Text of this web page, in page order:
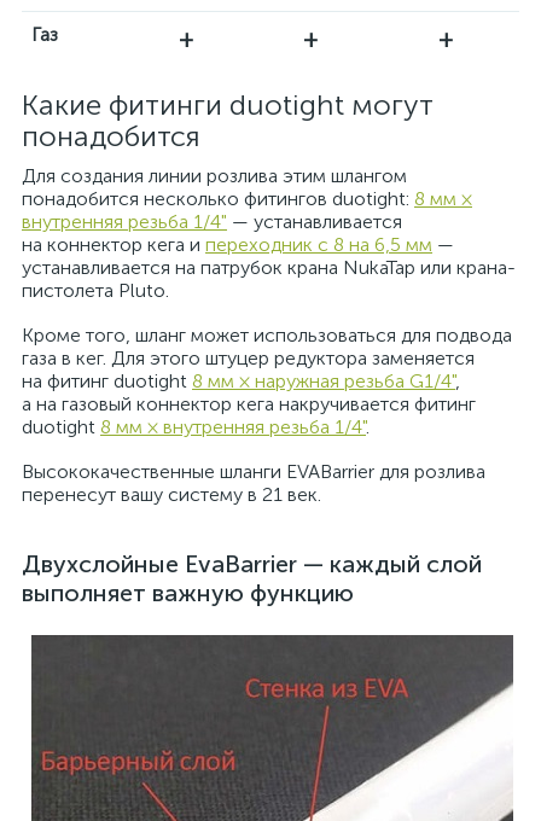
Газ + + +
Какие фитинги duotight могут
понадобится
Для создания линии розлива этим шлангом
понадобится несколько фитингов duotight: 8 мм ×
внутренняя резьба 1/4" — устанавливается
на коннектор кега и переходник с 8 на 6,5 мм —
устанавливается на патрубок крана NukaTap или крана-
пистолета Pluto.
Кроме того, шланг может использоваться для подвода
газа в кег. Для этого штуцер редуктора заменяется
на фитинг duotight 8 мм × наружная резьба G1/4",
а на газовый коннектор кега накручивается фитинг
duotight 8 мм × внутренняя резьба 1/4".
Высококачественные шланги EVABarrier для розлива
перенесут вашу систему в 21 век.
Двухслойные EvaBarrier — каждый слой
выполняет важную функцию